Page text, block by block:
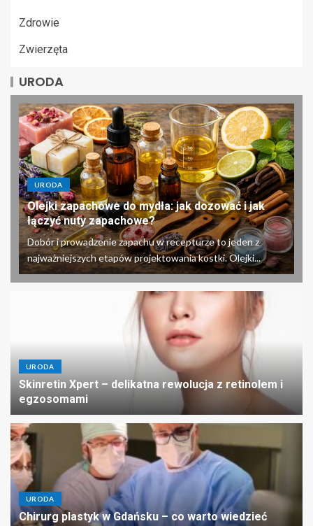
Zdrowie
Zwierzęta
URODA
URODA
Olejki zapachowe do mydła: jak dozować i jak
łączyć nuty zapachowe?
Dobór i prowadzenie zapachu w recepturze to jeden z
najważniejszych etapów projektowania kostki. Olejki...
URODA
Skinretin Xpert – delikatna rewolucja z retinolem i
egzosomami
URODA
Chirurg plastyk w Gdańsku – co warto wiedzieć